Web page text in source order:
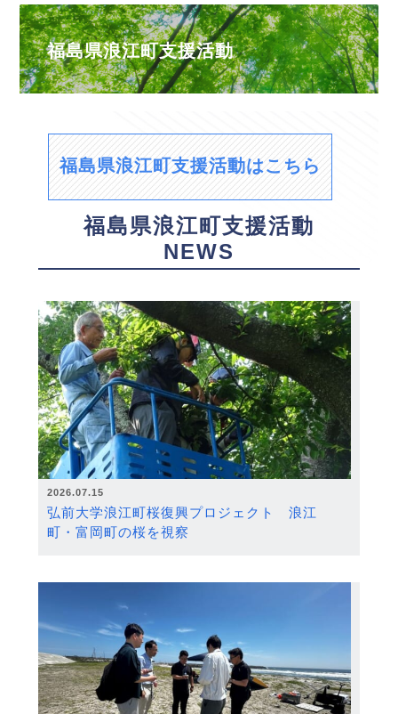
福島県浪江町支援活動
福島県浪江町支援活動はこちら
福島県浪江町支援活動
NEWS
2026.07.15
弘前大学浪江町桜復興プロジェクト 浪江
町・富岡町の桜を視察